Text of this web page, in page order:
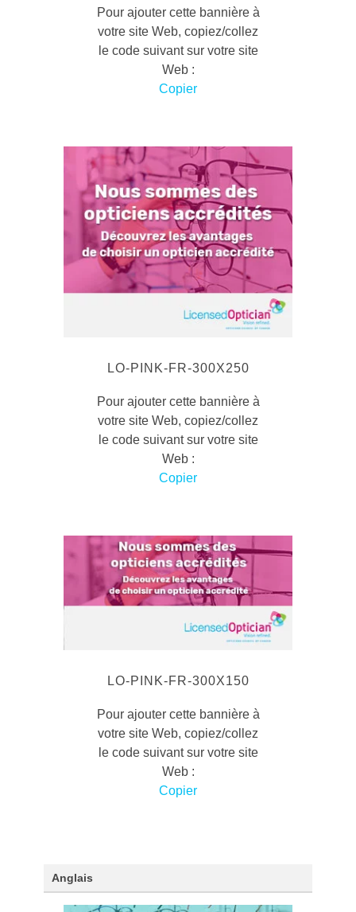
Pour ajouter cette bannière à
votre site Web, copiez/collez
le code suivant sur votre site
Web :
Copier
LO-PINK-FR-300X250
Pour ajouter cette bannière à
votre site Web, copiez/collez
le code suivant sur votre site
Web :
Copier
LO-PINK-FR-300X150
Pour ajouter cette bannière à
votre site Web, copiez/collez
le code suivant sur votre site
Web :
Copier
Anglais